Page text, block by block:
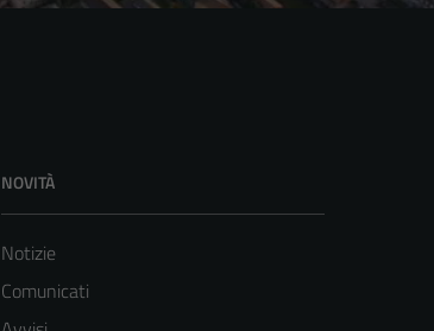
NOVITÀ
Notizie
Comunicati